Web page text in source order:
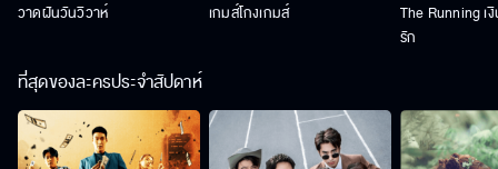
วาดฝันวันวิวาห์ เกมส์โกงเกมส์
The Running เ
รัก
ที่สุดของละครประจำสัปดาห์